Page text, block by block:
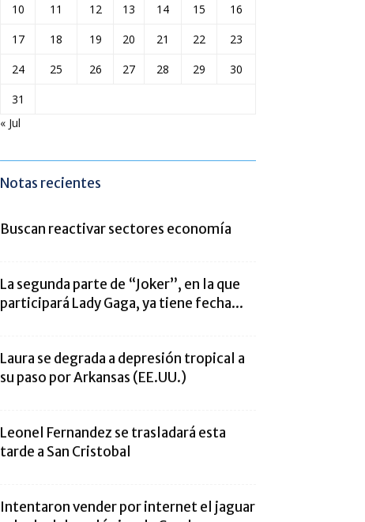
10
11 12 13 14 15
16
17
18 19 20 21 22
23
24
25 26 27 28 29
30
31
« Jul
Notas recientes
Buscan reactivar sectores economía
La segunda parte de “Joker”, en la que
participará Lady Gaga, ya tiene fecha...
Laura se degrada a depresión tropical a
su paso por Arkansas (EE.UU.)
Leonel Fernandez se trasladará esta
tarde a San Cristobal
Intentaron vender por internet el jaguar